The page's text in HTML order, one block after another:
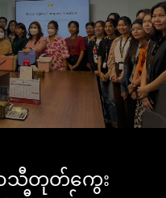
ရာသီတုတ်ကွေး